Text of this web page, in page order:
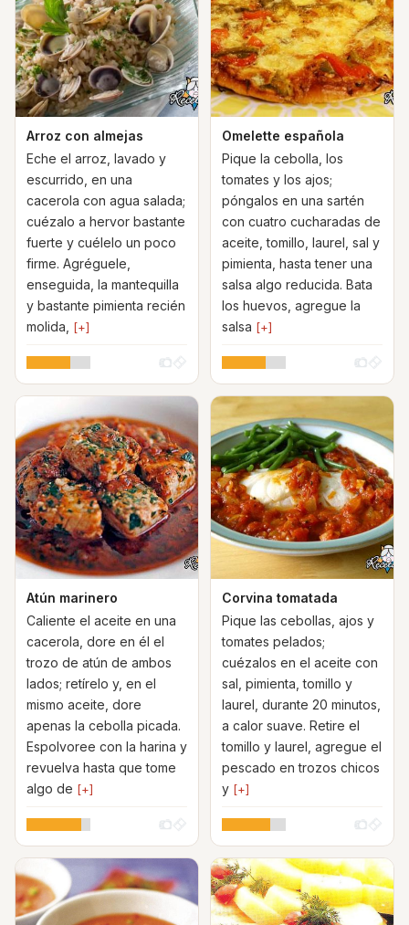
Arroz con almejas
Eche el arroz, lavado y
escurrido, en una
cacerola con agua salada;
cuézalo a hervor bastante
fuerte y cuélelo un poco
firme. Agréguele,
enseguida, la mantequilla
y bastante pimienta recién
molida, [+]
Omelette española
Pique la cebolla, los
tomates y los ajos;
póngalos en una sartén
con cuatro cucharadas de
aceite, tomillo, laurel, sal y
pimienta, hasta tener una
salsa algo reducida. Bata
los huevos, agregue la
salsa [+]
Atún marinero
Caliente el aceite en una
cacerola, dore en él el
trozo de atún de ambos
lados; retírelo y, en el
mismo aceite, dore
apenas la cebolla picada.
Espolvoree con la harina y
revuelva hasta que tome
algo de [+]
Corvina tomatada
Pique las cebollas, ajos y
tomates pelados;
cuézalos en el aceite con
sal, pimienta, tomillo y
laurel, durante 20 minutos,
a calor suave. Retire el
tomillo y laurel, agregue el
pescado en trozos chicos
y [+]